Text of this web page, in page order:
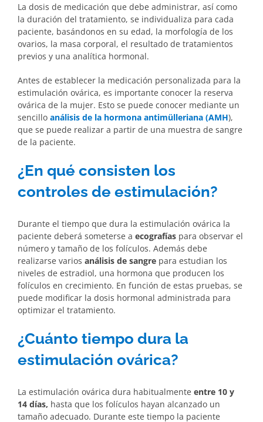
La dosis de medicación que debe administrar, así como
la duración del tratamiento, se individualiza para cada
paciente, basándonos en su edad, la morfología de los
ovarios, la masa corporal, el resultado de tratamientos
previos y una analítica hormonal.
Antes de establecer la medicación personalizada para la
estimulación ovárica, es importante conocer la reserva
ovárica de la mujer. Esto se puede conocer mediante un
sencillo análisis de la hormona antimülleriana (AMH),
que se puede realizar a partir de una muestra de sangre
de la paciente.
¿En qué consisten los
controles de estimulación?
Durante el tiempo que dura la estimulación ovárica la
paciente deberá someterse a ecografías para observar el
número y tamaño de los folículos. Además debe
realizarse varios análisis de sangre para estudian los
niveles de estradiol, una hormona que producen los
folículos en crecimiento. En función de estas pruebas, se
puede modificar la dosis hormonal administrada para
optimizar el tratamiento.
¿Cuánto tiempo dura la
estimulación ovárica?
La estimulación ovárica dura habitualmente entre 10 y
14 días, hasta que los folículos hayan alcanzado un
tamaño adecuado. Durante este tiempo la paciente